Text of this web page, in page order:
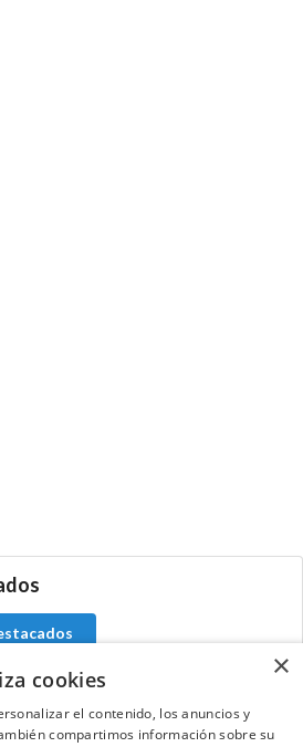
el equipo de NextCaddy
×
cookies
el contenido, los anuncios y
compartimos información sobre su